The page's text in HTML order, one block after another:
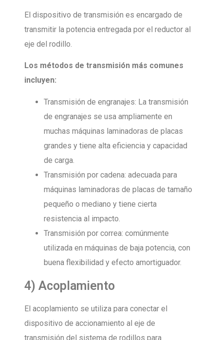
El dispositivo de transmisión es encargado de
transmitir la potencia entregada por el reductor al
eje del rodillo.
Los métodos de transmisión más comunes
incluyen:
Transmisión de engranajes: La transmisión
de engranajes se usa ampliamente en
muchas máquinas laminadoras de placas
grandes y tiene alta eficiencia y capacidad
de carga.
Transmisión por cadena: adecuada para
máquinas laminadoras de placas de tamaño
pequeño o mediano y tiene cierta
resistencia al impacto.
Transmisión por correa: comúnmente
utilizada en máquinas de baja potencia, con
buena flexibilidad y efecto amortiguador.
4) Acoplamiento
El acoplamiento se utiliza para conectar el
dispositivo de accionamiento al eje de
transmisión del sistema de rodillos para